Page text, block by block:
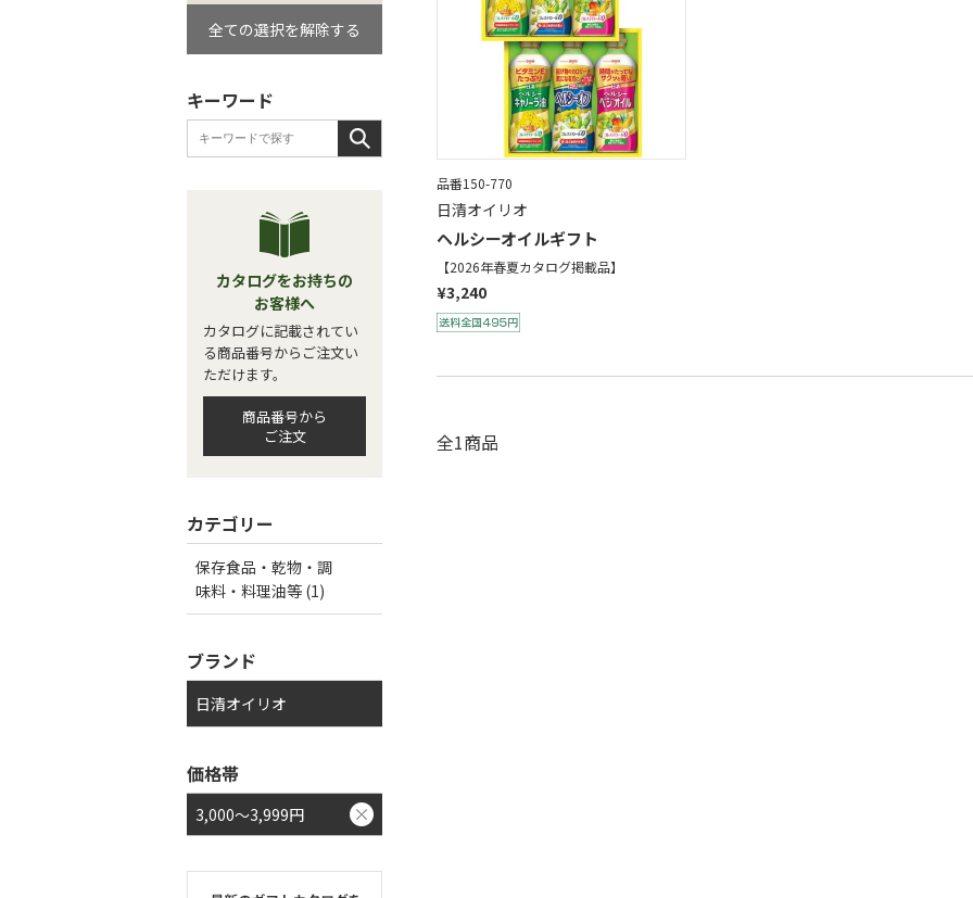
品番150-770
日清オイリオ
ヘルシーオイルギフト
【2026年春夏カタログ掲載品】
¥3,240
全1商品
全ての選択を解除する
キーワード
カタログをお持ちの
お客様へ
カタログに記載されてい
る商品番号からご注文い
ただけます。
商品番号から
ご注文
カテゴリー
保存食品・乾物・調
味料・料理油等 (1)
ブランド
日清オイリオ
価格帯
3,000～3,999円